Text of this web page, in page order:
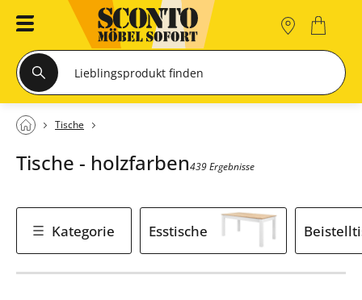
Tische
Tische - holzfarben439 Ergebnisse
Kategorie Esstische